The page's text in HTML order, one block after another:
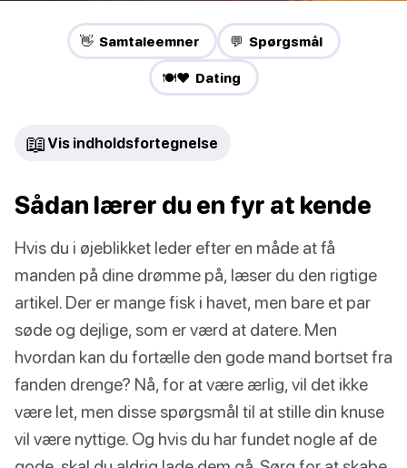
👋 Samtaleemner 💬 Spørgsmål
🍽️❤️ Dating
📖 Vis indholdsfortegnelse
Sådan lærer du en fyr at kende
Hvis du i øjeblikket leder efter en måde at få
manden på dine drømme på, læser du den rigtige
artikel. Der er mange fisk i havet, men bare et par
søde og dejlige, som er værd at datere. Men
hvordan kan du fortælle den gode mand bortset fra
fanden drenge? Nå, for at være ærlig, vil det ikke
være let, men disse spørgsmål til at stille din knuse
vil være nyttige. Og hvis du har fundet nogle af de